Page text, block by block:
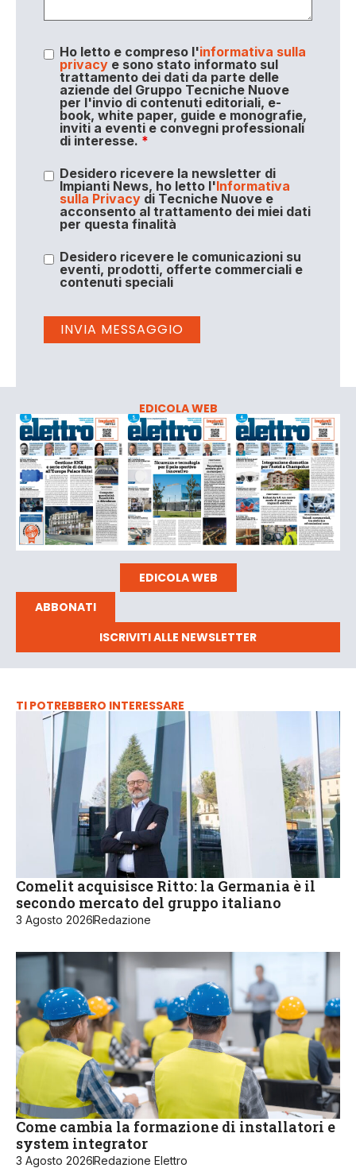
Ho letto e compreso l'informativa sulla
privacye sono stato informato sul
trattamento dei dati da parte delle
aziende del Gruppo Tecniche Nuove
per l'invio di contenuti editoriali, e-
book, white paper, guide e monografie,
inviti a eventi e convegni professionali
di interesse. *
Desidero ricevere la newsletter di
Impianti News, ho letto l'Informativa
sulla Privacydi Tecniche Nuove e
acconsento al trattamento dei miei dati
per questa finalità
Desidero ricevere le comunicazioni su
eventi, prodotti, offerte commerciali e
contenuti speciali
EDICOLA WEB
EDICOLA WEB
ABBONATI
ISCRIVITI ALLE NEWSLETTER
TI POTREBBERO INTERESSARE
Comelit acquisisce Ritto: la Germania è il
secondo mercato del gruppo italiano
3 Agosto 2026Redazione
Come cambia la formazione di installatori e
system integrator
3 Agosto 2026Redazione Elettro